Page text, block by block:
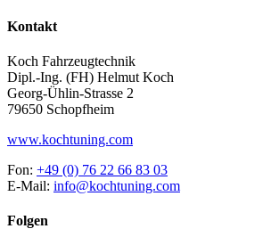
Kontakt
Koch Fahrzeugtechnik
Dipl.-Ing. (FH) Helmut Koch
Georg-Ühlin-Strasse 2
79650 Schopfheim
www.kochtuning.com
Fon: +49 (0) 76 22 66 83 03
E-Mail: info@kochtuning.com
Folgen